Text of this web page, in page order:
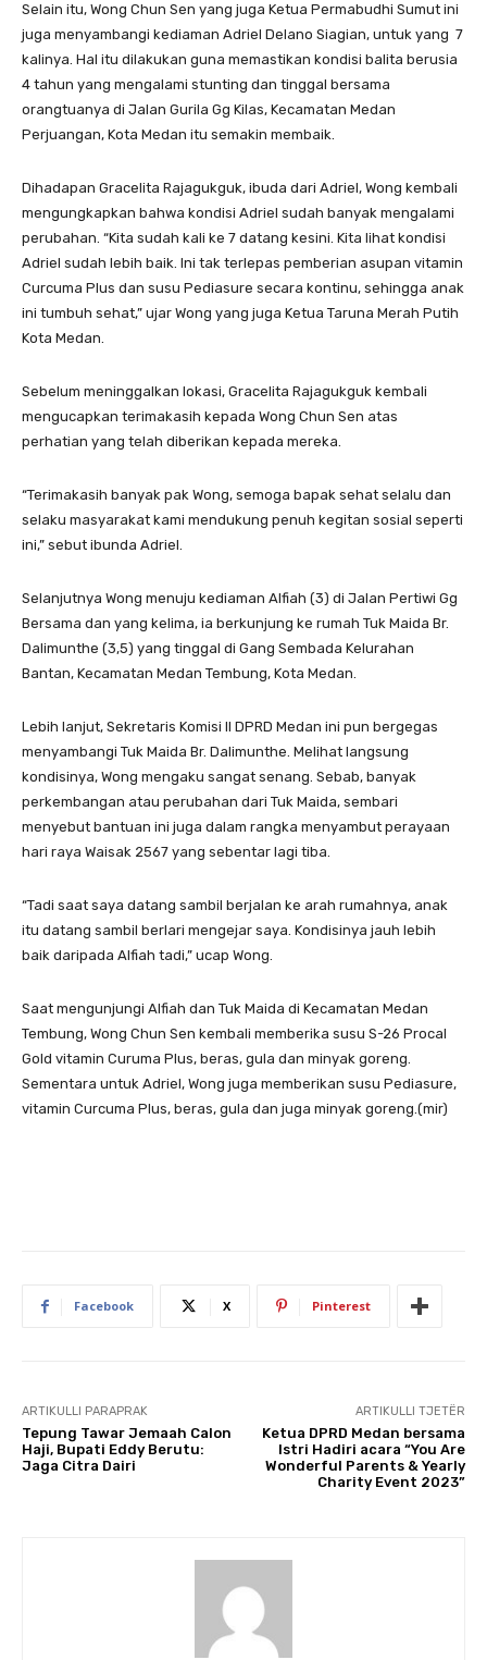
Selain itu, Wong Chun Sen yang juga Ketua Permabudhi Sumut ini
juga menyambangi kediaman Adriel Delano Siagian, untuk yang 7
kalinya. Hal itu dilakukan guna memastikan kondisi balita berusia
4 tahun yang mengalami stunting dan tinggal bersama
orangtuanya di Jalan Gurila Gg Kilas, Kecamatan Medan
Perjuangan, Kota Medan itu semakin membaik.
Dihadapan Gracelita Rajagukguk, ibuda dari Adriel, Wong kembali
mengungkapkan bahwa kondisi Adriel sudah banyak mengalami
perubahan. “Kita sudah kali ke 7 datang kesini. Kita lihat kondisi
Adriel sudah lebih baik. Ini tak terlepas pemberian asupan vitamin
Curcuma Plus dan susu Pediasure secara kontinu, sehingga anak
ini tumbuh sehat,” ujar Wong yang juga Ketua Taruna Merah Putih
Kota Medan.
Sebelum meninggalkan lokasi, Gracelita Rajagukguk kembali
mengucapkan terimakasih kepada Wong Chun Sen atas
perhatian yang telah diberikan kepada mereka.
“Terimakasih banyak pak Wong, semoga bapak sehat selalu dan
selaku masyarakat kami mendukung penuh kegitan sosial seperti
ini,” sebut ibunda Adriel.
Selanjutnya Wong menuju kediaman Alfiah (3) di Jalan Pertiwi Gg
Bersama dan yang kelima, ia berkunjung ke rumah Tuk Maida Br.
Dalimunthe (3,5) yang tinggal di Gang Sembada Kelurahan
Bantan, Kecamatan Medan Tembung, Kota Medan.
Lebih lanjut, Sekretaris Komisi II DPRD Medan ini pun bergegas
menyambangi Tuk Maida Br. Dalimunthe. Melihat langsung
kondisinya, Wong mengaku sangat senang. Sebab, banyak
perkembangan atau perubahan dari Tuk Maida, sembari
menyebut bantuan ini juga dalam rangka menyambut perayaan
hari raya Waisak 2567 yang sebentar lagi tiba.
“Tadi saat saya datang sambil berjalan ke arah rumahnya, anak
itu datang sambil berlari mengejar saya. Kondisinya jauh lebih
baik daripada Alfiah tadi,” ucap Wong.
Saat mengunjungi Alfiah dan Tuk Maida di Kecamatan Medan
Tembung, Wong Chun Sen kembali memberika susu S-26 Procal
Gold vitamin Curuma Plus, beras, gula dan minyak goreng.
Sementara untuk Adriel, Wong juga memberikan susu Pediasure,
vitamin Curcuma Plus, beras, gula dan juga minyak goreng.(mir)
Facebook X Pinterest
ARTIKULLI PARAPRAK
Tepung Tawar Jemaah Calon
Haji, Bupati Eddy Berutu:
Jaga Citra Dairi
ARTIKULLI TJETËR
Ketua DPRD Medan bersama
Istri Hadiri acara “You Are
Wonderful Parents & Yearly
Charity Event 2023”